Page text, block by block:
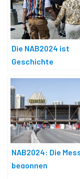
Die NAB2024 ist
Geschichte
NAB2024: Die
begonnen